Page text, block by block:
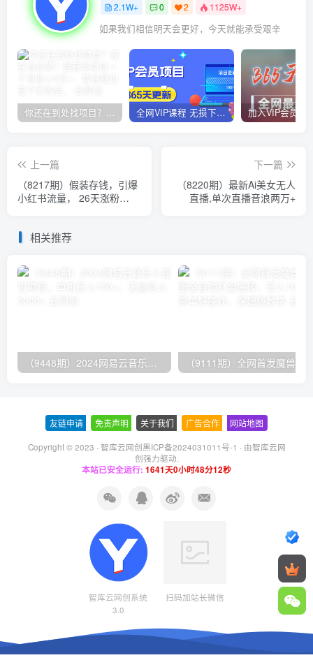
2.1W+ 0 2 1125W+
如果我们相信明天会更好，今天就能承受艰辛
你还在到处找项目？还在当韭菜？我靠卖项目一个月收入5万+，曾经我也是个失败者。 全网VIP课程 无损下载~
上一篇
（8217期）假装存钱，引爆
小红书流量， 26天涨粉
下一篇
（8220期）最新Ai美女无人
直播,单次直播音浪两万+
相关推荐
友链申请 免责声明 关于我们 广告合作 网站地图
Copyright © 2023 · 智库云网创黑ICP备2024031011号-1 · 由智库云网
创强力驱动.
本站已安全运行: 1641天0小时48分13秒
智库云网创系统
3.0
扫码加站长微信